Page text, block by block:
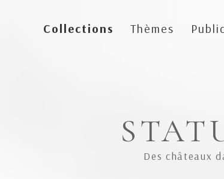
Collections Thèmes
Des châteaux